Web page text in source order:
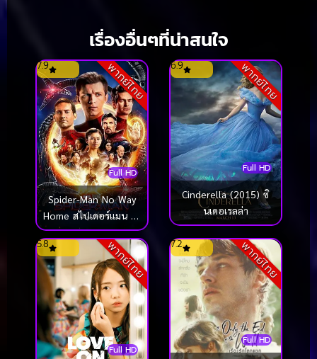
เรื่องอื่นๆที่น่าสนใจ
พากย์ไทย
Full HD
7.9
Spider-Man No Way
Home สไปเดอร์แมน โน
เวย์ โฮม (2021)
พากย์ไทย
Full HD
6.9
Cinderella (2015) ซิ
นเดอเรลล่า
พากย์ไทย
Full HD
5.8 พากย์ไทย
Full HD
7.2